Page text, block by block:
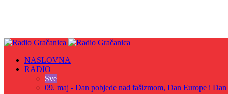
NASLOVNA
RADIO
Sve
09. maj - Dan pobjede nad fašizmom, Dan Europe i